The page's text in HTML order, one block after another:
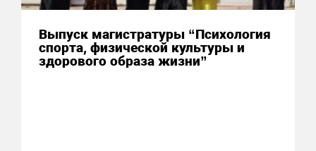
Выпуск магистратуры “Психология
спорта, физической культуры и
здорового образа жизни”